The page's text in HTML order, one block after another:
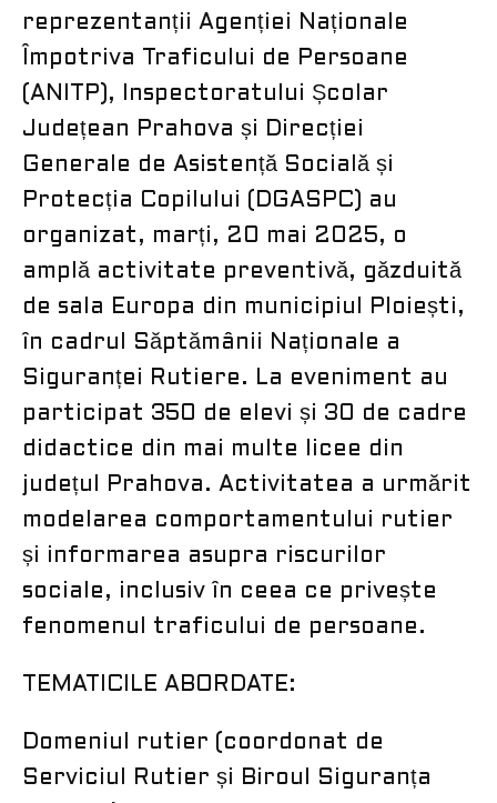
reprezentanții Agenției Naționale
Împotriva Traficului de Persoane
(ANITP), Inspectoratului Școlar
Județean Prahova și Direcției
Generale de Asistență Socială și
Protecția Copilului (DGASPC) au
organizat, marți, 20 mai 2025, o
amplă activitate preventivă, găzduită
de sala Europa din municipiul Ploiești,
în cadrul Săptămânii Naționale a
Siguranței Rutiere. La eveniment au
participat 350 de elevi și 30 de cadre
didactice din mai multe licee din
județul Prahova. Activitatea a urmărit
modelarea comportamentului rutier
și informarea asupra riscurilor
sociale, inclusiv în ceea ce privește
fenomenul traficului de persoane.
TEMATICILE ABORDATE:
Domeniul rutier (coordonat de
Serviciul Rutier și Biroul Siguranța